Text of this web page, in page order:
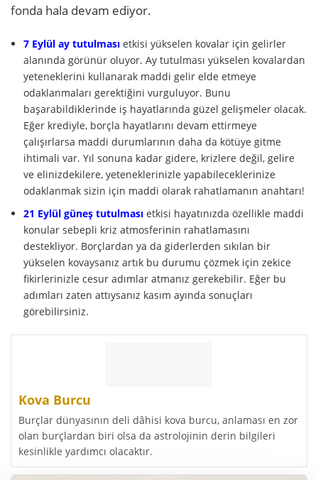
fonda hala devam ediyor.
7 Eylül ay tutulması etkisi yükselen kovalar için gelirler
alanında görünür oluyor. Ay tutulması yükselen kovalardan
yeteneklerini kullanarak maddi gelir elde etmeye
odaklanmaları gerektiğini vurguluyor. Bunu
başarabildiklerinde iş hayatlarında güzel gelişmeler olacak.
Eğer krediyle, borçla hayatlarını devam ettirmeye
çalışırlarsa maddi durumlarının daha da kötüye gitme
ihtimali var. Yıl sonuna kadar gidere, krizlere değil, gelire
ve elinizdekilere, yeteneklerinizle yapabileceklerinize
odaklanmak sizin için maddi olarak rahatlamanın anahtarı!
21 Eylül güneş tutulması etkisi hayatınızda özellikle maddi
konular sebepli kriz atmosferinin rahatlamasını
destekliyor. Borçlardan ya da giderlerden sıkılan bir
yükselen kovaysanız artık bu durumu çözmek için zekice
fikirlerinizle cesur adımlar atmanız gerekebilir. Eğer bu
adımları zaten attıysanız kasım ayında sonuçları
görebilirsiniz.
Kova Burcu
Burçlar dünyasının deli dâhisi kova burcu, anlaması en zor
olan burçlardan biri olsa da astrolojinin derin bilgileri
kesinlikle yardımcı olacaktır.